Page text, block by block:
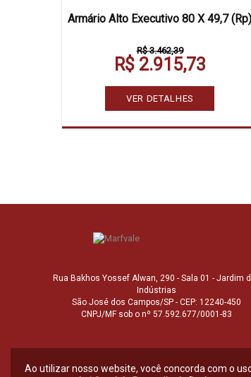
Armário Alto Executivo 80 X 49,7 (Rp)
R$ 3.462,39
R$ 2.915,73
VER DETALHES
Rua Bakhos Yossef Alwan, 290 - Sala 01 - Jardim
Indústrias
São José dos Campos/SP - CEP: 12240-450
CNPJ/MF sob o nº 57.592.677/0001-83
Ao utilizar nosso website, você concorda com o